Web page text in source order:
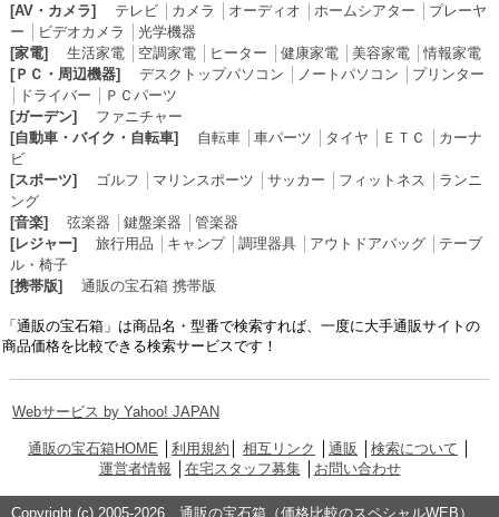
[AV・カメラ]
テレビ│ カメラ オーディオ ホームシアター
プレーヤ
ー
ビデオカメラ
光学機器
[家電]
生活家電│ 空調家電│ ヒーター 健康家電│ 美容家電│情報家電
[ＰＣ・周辺機器]
デスクトップパソコン ノートパソコン
プリンター
ドライバー
ＰＣパーツ
[ガーデン]
ファニチャー
[自動車・バイク・自転車]
自転車│ 車パーツ タイヤ ＥＴＣ
カーナ
ビ
[スポーツ]
ゴルフ マリンスポーツ サッカー フィットネス
ランニ
ング
[音楽]
弦楽器 鍵盤楽器
管楽器
[レジャー]
旅行用品 キャンプ│ 調理器具│ アウトドアバッグ│ テーブ
ル・椅子
[携帯版]
通販の宝石箱 携帯版
「通販の宝石箱」は商品名・型番で検索すれば、一度に大手通販サイトの
商品価格を比較できる検索サービスです！
Webサービス by Yahoo! JAPAN
通販の宝石箱HOME 利用規約 相互リンク 通販 検索について
運営者情報
在宅スタッフ募集│ お問い合わせ
Copyright (c) 2005-2026 通販の宝石箱（価格比較のスペシャルWEB）